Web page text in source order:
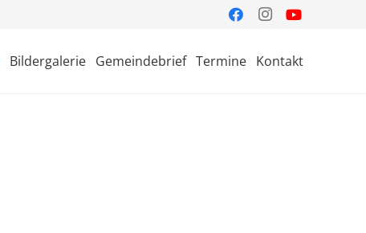
Bildergalerie Gemeindebrief Termine Kontakt